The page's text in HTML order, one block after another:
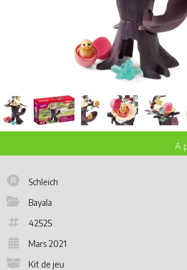
Schleich
Bayala
42525
Mars 2021
Kit de jeu